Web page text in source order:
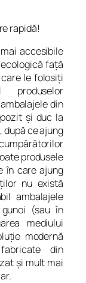
rapidă!
accesibile
faţă
le folosiţi
din
şi duc la
ce ajung
produsele
în care ajung
nu există
ambalajele
(sau în
mediului
modernă
din
şi mult mai